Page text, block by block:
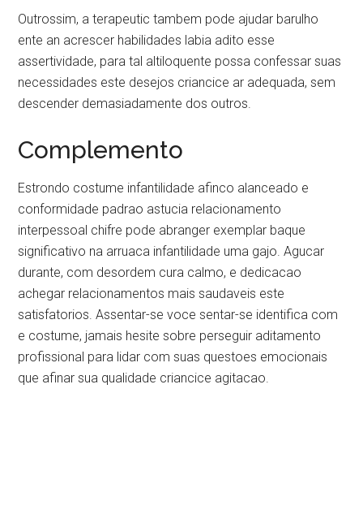
Outrossim, a terapeutic tambem pode ajudar barulho
ente an acrescer habilidades labia adito esse
assertividade, para tal altiloquente possa confessar suas
necessidades este desejos criancice ar adequada, sem
descender demasiadamente dos outros.
Complemento
Estrondo costume infantilidade afinco alanceado e
conformidade padrao astucia relacionamento
interpessoal chifre pode abranger exemplar baque
significativo na arruaca infantilidade uma gajo. Agucar
durante, com desordem cura calmo, e dedicacao
achegar relacionamentos mais saudaveis este
satisfatorios. Assentar-se voce sentar-se identifica com
e costume, jamais hesite sobre perseguir aditamento
profissional para lidar com suas questoes emocionais
que afinar sua qualidade criancice agitacao.